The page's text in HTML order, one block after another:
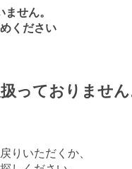
せん。
ください
っておりません
りいただくか、